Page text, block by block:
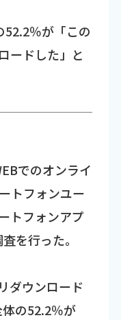
％が「この
ードした」と
でのオンライ
トフォンユー
トフォンアプ
を行った。
ダウンロード
の52.2％が